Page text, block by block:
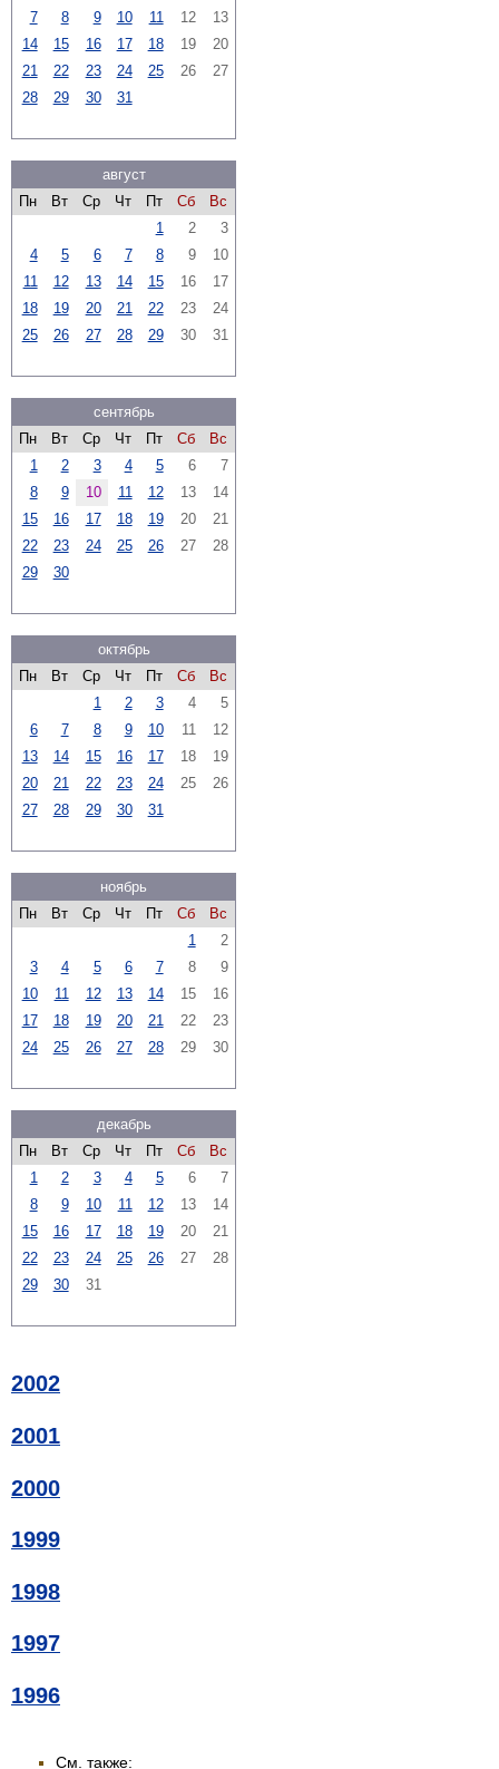
7
8 9 10 11 12
13
14
15 16 17 18 19
20
21
22 23 24 25 26
27
28
29 30 31
август
Пн
Вт Ср Чт Пт Сб
Вс
1
2
3
4
5 6 7 8 9
10
11
12 13 14 15 16
17
18
19 20 21 22 23
24
25
26 27 28 29 30 31
сентябрь
Пн
Вт Ср Чт Пт Сб
Вс
1
2 3 4 5 6
7
8
9 10 11 12 13
14
15
16 17 18 19 20
21
22
23 24 25 26 27
28
29
30
октябрь
Пн
Вт Ср Чт Пт Сб
Вс
1
2 3 4
5
6
7 8 9 10 11
12
13
14 15 16 17 18
19
20
21 22 23 24 25
26
27
28 29 30 31
ноябрь
Пн
Вт Ср Чт Пт Сб
Вс
1
2
3
4 5 6 7 8
9
10
11 12 13 14 15
16
17
18 19 20 21 22
23
24
25 26 27 28 29 30
декабрь
Пн
Вт Ср Чт Пт Сб
Вс
1
2 3 4 5 6
7
8
9 10 11 12 13
14
15
16 17 18 19 20
21
22
23 24 25 26 27
28
29
30 31
2002
2001
2000
1999
1998
1997
1996
См. также: